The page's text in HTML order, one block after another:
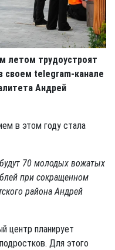
летом трудоустроят
своем telegram-канале
Андрей
в этом году стала
70 молодых вожатых
при сокращенном
района Андрей
центр планирует
Для этого